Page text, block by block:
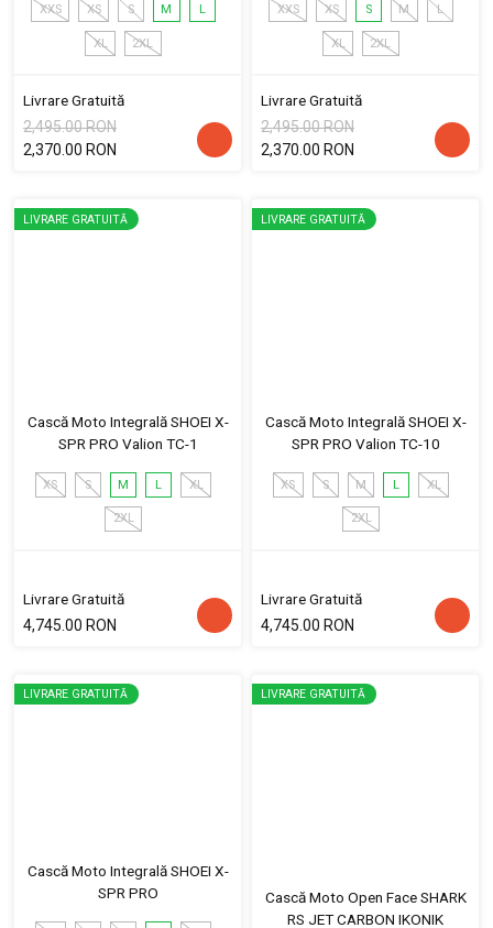
XXS XS S M L
XL 2XL
Livrare Gratuită
2,495.00 RON
2,370.00 RON
XXS XS S M L
XL 2XL
Livrare Gratuită
2,495.00 RON
2,370.00 RON
LIVRARE GRATUITĂ
Cască Moto Integrală SHOEI X-
SPR PRO Valion TC-1
XS S M L XL
2XL
Livrare Gratuită
4,745.00 RON
LIVRARE GRATUITĂ
Cască Moto Integrală SHOEI X-
SPR PRO Valion TC-10
XS S M L XL
2XL
Livrare Gratuită
4,745.00 RON
LIVRARE GRATUITĂ
Cască Moto Integrală SHOEI X-
SPR PRO
LIVRARE GRATUITĂ
Cască Moto Open Face SHARK
RS JET CARBON IKONIK